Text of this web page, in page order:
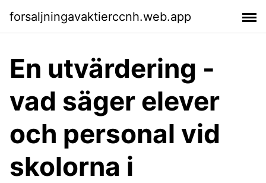
forsaljningavaktierccnh.web.app
En utvärdering -
vad säger elever
och personal vid
skolorna i